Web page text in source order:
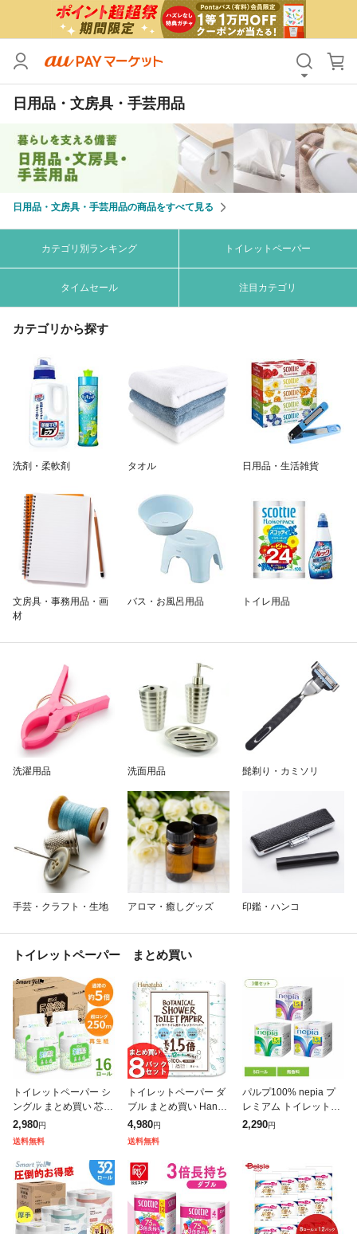
日用品・文房具・手芸用品
日用品・文房具・手芸用品の商品をすべて見る
カテゴリ別ランキング トイレットペーパー
タイムセール 注目カテゴリ
カテゴリから探す
洗剤・柔軟剤 タオル 日用品・生活雑貨
文房具・事務用品・画
材
バス・お風呂用品 トイレ用品
洗濯用品 洗面用品 髭剃り・カミソリ
手芸・クラフト・生地 アロマ・癒しグッズ 印鑑・ハンコ
トイレットペーパー まとめ買い
トイレットペーパー シ
ングル まとめ買い 芯な
し 超ロング 5倍巻き 再
生紙トイレットロール
250m 4ロール×4個セッ
ト ト
2,980円
送料無料
トイレットペーパー ダ
ブル まとめ買い Hanat
aba ボタニカルシャワ
ートイレットペーパー
1.5倍巻き 34.5m 8R×
4,980円
送料無料
パルプ100% nepia プ
レミアム トイレットペ
ーパー 3個】ネピアト
2,290円
カテゴリ すべて
価格
支払い方法 すべて
その他の条件
送料無料 タイムセール
Pontaパス特典対象すべて ポイントUPセレクトのみ
キーワード
除外ワード